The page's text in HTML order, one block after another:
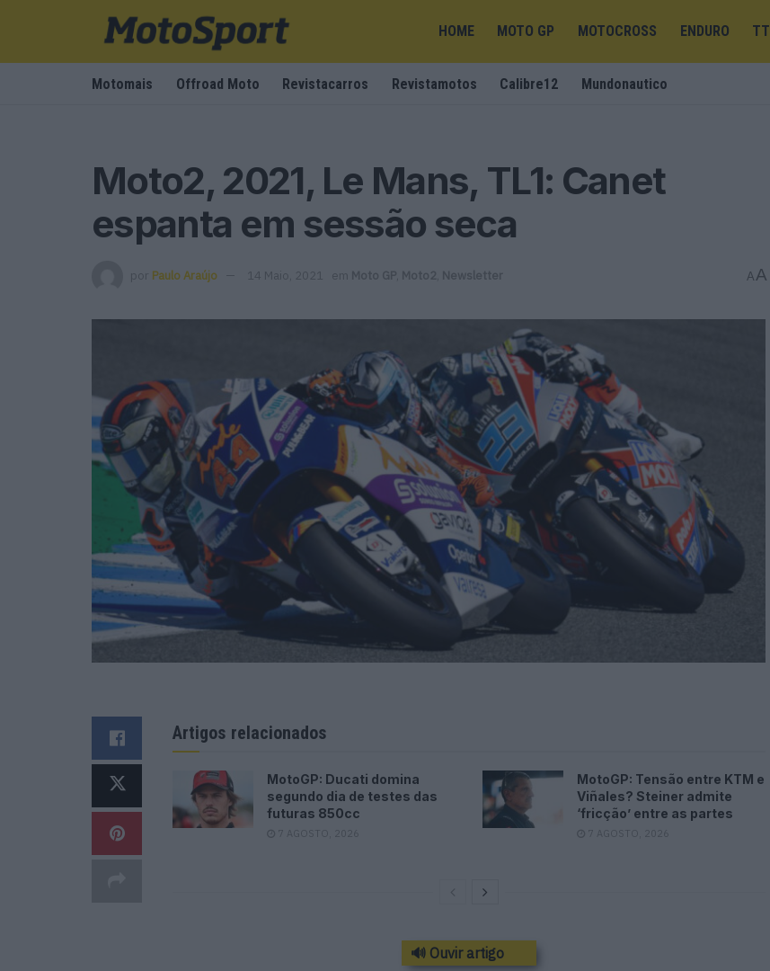
HOME MOTO GP MOTOCROSS ENDURO TT
Motomais Offroad Moto Revistacarros Revistamotos Calibre12 Mundonautico
Moto2, 2021, Le Mans, TL1: Canet
espanta em sessão seca
por Paulo Araújo 14 Maio, 2021 em Moto GP Moto2 Newsletter AA
Artigos relacionados
MotoGP: Ducati domina
segundo dia de testes das
futuras 850cc
7 AGOSTO, 2026
MotoGP: Tensão entre KTM e
Viñales? Steiner admite
‘fricção’ entre as partes
7 AGOSTO, 2026
🔊 Ouvir artigo